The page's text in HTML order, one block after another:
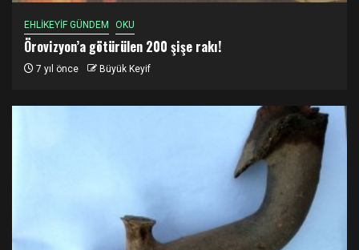
EHLİKEYİF GÜNDEM OKU
Örovizyon’a götürülen 200 şişe rakı!
7 yıl önce Büyük Keyif